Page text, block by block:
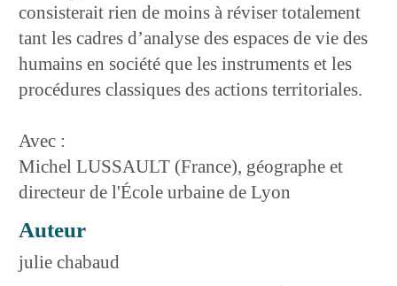
consisterait rien de moins à réviser totalement
tant les cadres d’analyse des espaces de vie des
humains en société que les instruments et les
procédures classiques des actions territoriales.
Avec :
Michel LUSSAULT (France), géographe et
directeur de l'École urbaine de Lyon
Auteur
julie chabaud